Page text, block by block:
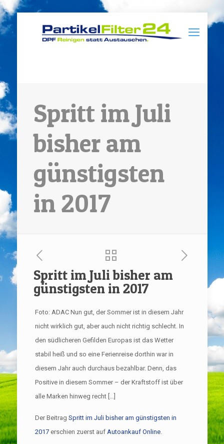
Spritt im Juli
bisher am
günstigsten
in 2017
Spritt im Juli bisher am
günstigsten in 2017
Foto: ADAC Nun gut, der Sommer ist in diesem Jahr
nicht wirklich gut, aber auch nicht richtig schlecht. In
den südlicheren Gefilden Europas ist das Wetter
stabil heiß und so eine Ferienreise dorthin war in
diesem Jahr auch durchaus bezahlbar. Denn, das
Positive in diesem Sommer – der Kraftstoff ist über
alle Marken hinweg recht […]
Der Beitrag Spritt im Juli bisher am günstigsten in
2017erschien zuerst auf Autoankauf Online.